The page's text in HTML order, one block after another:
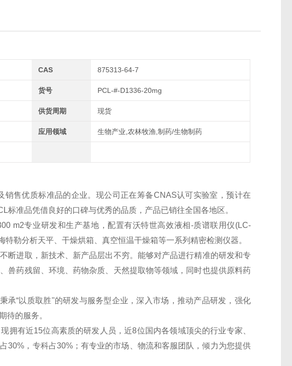
CAS 875313-64-7
货号 PCL-#-D1336-20mg
供货周期 现货
应用领域 生物产业,农林牧渔,制药/生物制药
售优质标准品的企业。现公司正在筹备CNAS认可实验室，预计在
准品凭借良好的口碑与优秀的品质，产品已销往全国各地区。
m2专业研发和生产基地，配置有沃特世高效液相-质谱联用仪(LC-
勒分析天平、干燥烘箱、真空恒温干燥箱等一系列精密检测仪器。
断进取，新技术、新产品层出不穷。能够对产品进行精准的研发和专
兽药残留、环境、药物杂质、天然提取物等领域，同时也提供原料药
承“以质取胜"的研发与服务型企业，深入市场，推动产品研发，强化
待的服务。
拥有近15位高素质的研发人员，近8位国内各领域顶尖的行业专家、
30%，专科占30%；有专业的市场、物流和客服团队，倾力为您提供